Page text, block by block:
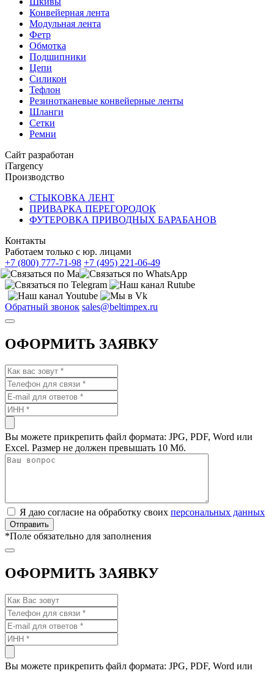
Конвейерная лента
Модульная лента
Фетр
Обмотка
Подшипники
Цепи
Силикон
Тефлон
Резинотканевые конвейерные ленты
Шланги
Сетки
Ремни
Сайт разработан
iTargency
Производство
СТЫКОВКА ЛЕНТ
ПРИВАРКА ПЕРЕГОРОДОК
ФУТЕРОВКА ПРИВОДНЫХ БАРАБАНОВ
Контакты
Работаем только с юр. лицами
+7 (800) 777-71-98 +7 (495) 221-06-49
Обратный звонок sales@beltimpex.ru
ОФОРМИТЬ ЗАЯВКУ
Вы можете прикрепить файл формата: JPG, PDF, Word или
Excel. Размер не должен превышать 10 Мб.
Я даю согласие на обработку своих персональных данных
*Поле обязательно для заполнения
ОФОРМИТЬ ЗАЯВКУ
Вы можете прикрепить файл формата: JPG, PDF, Word или